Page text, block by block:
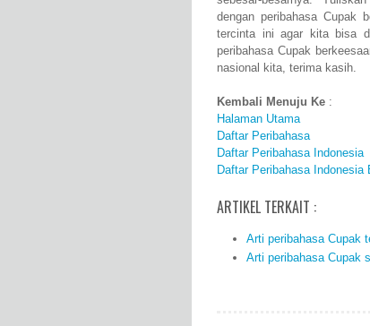
dengan peribahasa Cupak
tercinta ini agar kita bisa
peribahasa Cupak
nasional kita, terima kasih.
Kembali Menuju Ke :
Halaman Utama
Daftar Peribahasa
Daftar Peribahasa Indonesia
Daftar Peribahasa Indonesia
ARTIKEL TERKAIT :
Arti peribahasa Cupak
Arti peribahasa Cupak